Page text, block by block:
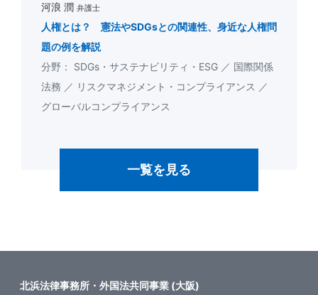
河浪 潤 弁護士
人権とは？ 憲法やSDGsとの関連性、身近な人権問
題の例を解説
SDGs・サステナビリティ・ESG
国際関係
法務
リスクマネジメント・コンプライアンス
グローバルコンプライアンス
一覧を見る
北浜法律事務所・外国法共同事業 (大阪)